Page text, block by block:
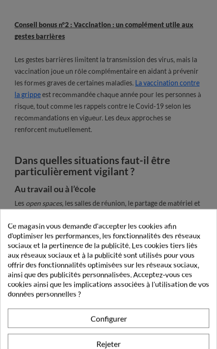
Conseil bonus n°2 : Vaccination : un complément utile aux
gestes barrières
Les gestes barrières limitent la transmission des virus, mais la
vaccination joue un rôle complémentaire en aidant à prévenir
les formes graves de certaines maladies. La vaccination contre
la grippeest recommandée chaque année pour les personnes à
risque, tout comme les rappels contre le Covid-19 selon les
recommandations en vigueur. Les deux approches se
renforcent mutuellement.
Dans quelles situations faut-il être
particulièrement vigilant ?
Au travail ou à l’école
Les open spaces, les salles de réunion, le partage de matériel et
autant de facteurs qui favorisent la circulation des virus en
milieu professionnel ou scolaire.Privilégier le télétravail
lorsque l'on est malade,aérer régulièrementles espaces
partagés etdésinfecter les surfaces communescontribuent à
limiter la propagation.
Ce magasin vous demande d'accepter les cookies afin
d'optimiser les performances, les fonctionnalités des réseaux
sociaux et la pertinence de la publicité. Les cookies tiers liés
aux réseaux sociaux et à la publicité sont utilisés pour vous
offrir des fonctionnalités optimisées sur les réseaux sociaux,
ainsi que des publicités personnalisées. Acceptez-vous ces
cookies ainsi que les implications associées à l'utilisation de vos
données personnelles ?
Configurer
Rejeter